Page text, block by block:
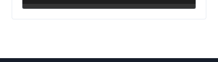
Cleaner Indoor Air